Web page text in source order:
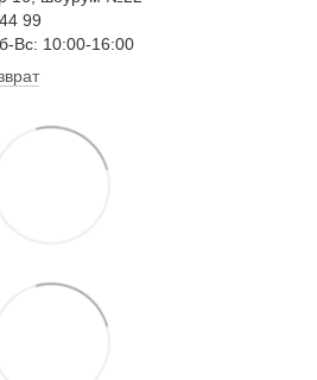
99
Вс: 10:00-16:00